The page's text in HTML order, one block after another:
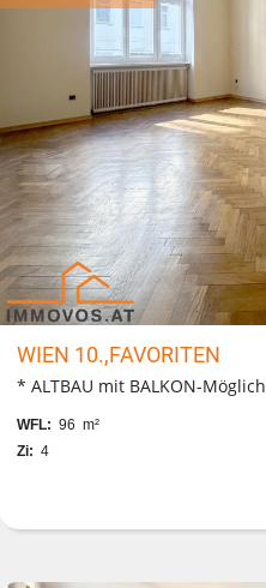
WIEN 10.,FAVORITEN
* ALTBAU mit BALKON-
WFL: 96 m²
Zi: 4